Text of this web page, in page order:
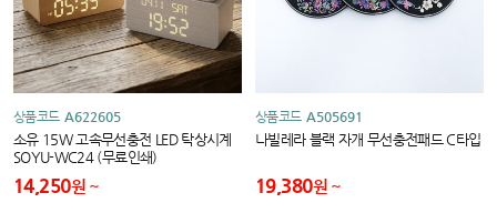
상품코드 A622605
소유 15W 고속무선충전 LED 탁상시계
SOYU-WC24 (무료인쇄)
14,250원
상품코드 A505691
나빌레라 블랙 자개 무선충전패드 C타입
19,380원